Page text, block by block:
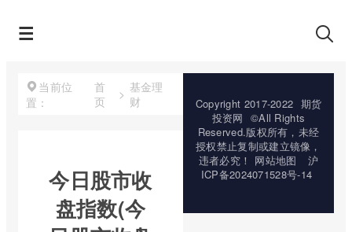
当前位
置：
首
页
> 基金理
财
今日股市收
盘指数(今
Copyright 2017-2022 期货
投资网 ©All Rights
Reserved.版权所有，未经
授权禁止复制或建立镜像，
违者必究！
网站地图
沪
ICP备2024071528号-14